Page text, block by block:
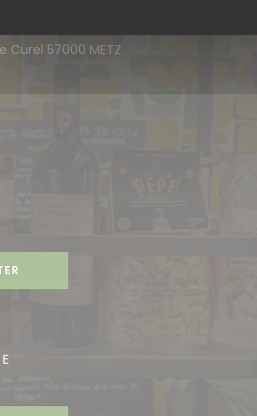
Curel 57000 METZ
una nuova finestra))